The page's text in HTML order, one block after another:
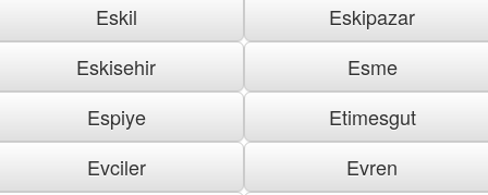
Eskil
Eskipazar
Eskisehir
Esme
Espiye
Etimesgut
Evciler
Evren